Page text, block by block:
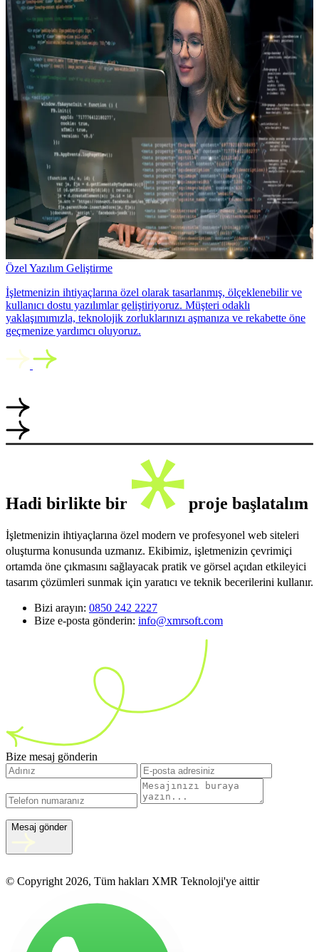
Özel Yazılım Geliştirme
İşletmenizin ihtiyaçlarına özel olarak tasarlanmış, ölçeklenebilir ve
kullanıcı dostu yazılımlar geliştiriyoruz. Müşteri odaklı
yaklaşımımızla, teknolojik zorluklarınızı aşmanıza ve rekabette öne
geçmenize yardımcı oluyoruz.
Hadi birlikte bir proje başlatalım
İşletmenizin ihtiyaçlarına özel modern ve profesyonel web siteleri
oluşturma konusunda uzmanız. Ekibimiz, işletmenizin çevrimiçi
ortamda öne çıkmasını sağlayacak pratik ve görsel açıdan etkileyici
tasarım çözümleri sunmak için yaratıcı ve teknik becerilerini kullanır.
Bizi arayın: 0850 242 2227
Bize e-posta gönderin: info@xmrsoft.com
Bize mesaj gönderin
Mesaj gönder
© Copyright 2026, Tüm hakları XMR Teknoloji'ye aittir